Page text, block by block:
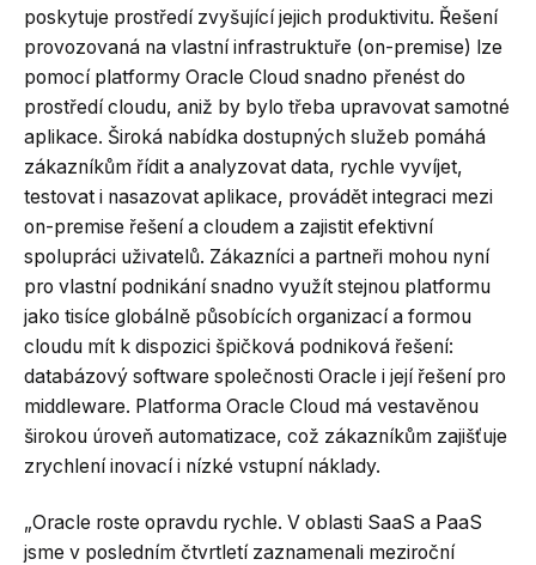
poskytuje prostředí zvyšující jejich produktivitu. Řešení
provozovaná na vlastní infrastruktuře (on-premise) lze
pomocí platformy Oracle Cloud snadno přenést do
prostředí cloudu, aniž by bylo třeba upravovat samotné
aplikace. Široká nabídka dostupných služeb pomáhá
zákazníkům řídit a analyzovat data, rychle vyvíjet,
testovat i nasazovat aplikace, provádět integraci mezi
on-premise řešení a cloudem a zajistit efektivní
spolupráci uživatelů. Zákazníci a partneři mohou nyní
pro vlastní podnikání snadno využít stejnou platformu
jako tisíce globálně působících organizací a formou
cloudu mít k dispozici špičková podniková řešení:
databázový software společnosti Oracle i její řešení pro
middleware. Platforma Oracle Cloud má vestavěnou
širokou úroveň automatizace, což zákazníkům zajišťuje
zrychlení inovací i nízké vstupní náklady.
„Oracle roste opravdu rychle. V oblasti SaaS a PaaS
jsme v posledním čtvrtletí zaznamenali meziroční